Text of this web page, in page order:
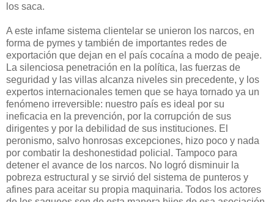
los saca.
A este infame sistema clientelar se unieron los narcos, en
forma de pymes y también de importantes redes de
exportación que dejan en el país cocaína a modo de peaje.
La silenciosa penetración en la política, las fuerzas de
seguridad y las villas alcanza niveles sin precedente, y los
expertos internacionales temen que se haya tornado ya un
fenómeno irreversible: nuestro país es ideal por su
ineficacia en la prevención, por la corrupción de sus
dirigentes y por la debilidad de sus instituciones. El
peronismo, salvo honrosas excepciones, hizo poco y nada
por combatir la deshonestidad policial. Tampoco para
detener el avance de los narcos. No logró disminuir la
pobreza estructural y se sirvió del sistema de punteros y
afines para aceitar su propia maquinaria. Todos los actores